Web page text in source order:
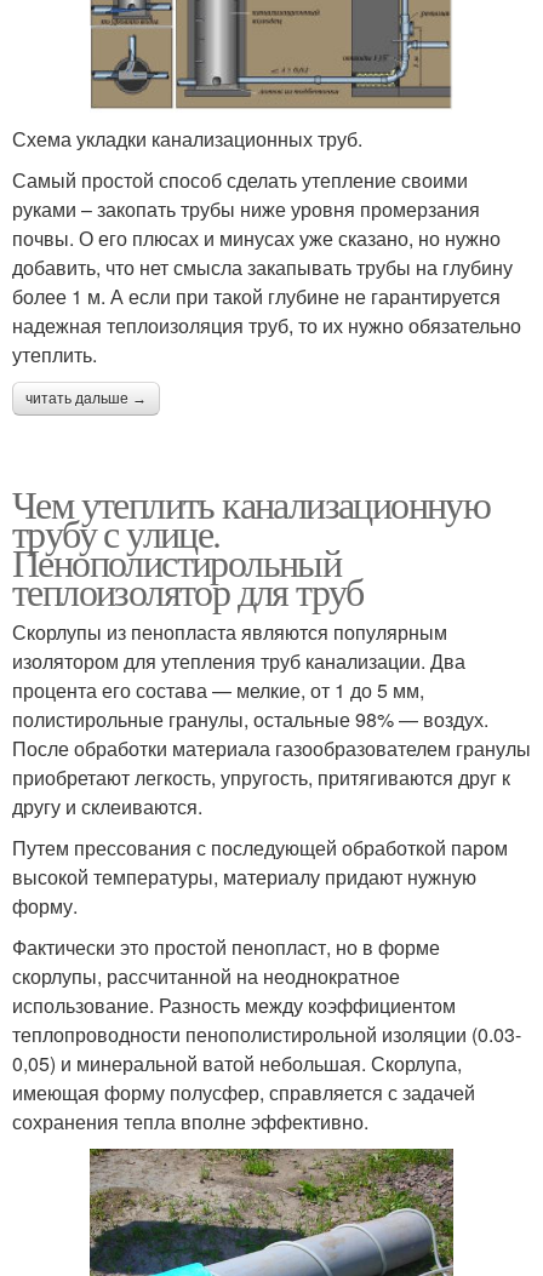
Схема укладки канализационных труб.
Самый простой способ сделать утепление своими
руками – закопать трубы ниже уровня промерзания
почвы. О его плюсах и минусах уже сказано, но нужно
добавить, что нет смысла закапывать трубы на глубину
более 1 м. А если при такой глубине не гарантируется
надежная теплоизоляция труб, то их нужно обязательно
утеплить.
читать дальше →
Чем утеплить канализационную
трубу с улице.
Пенополистирольный
теплоизолятор для труб
Скорлупы из пенопласта являются популярным
изолятором для утепления труб канализации. Два
процента его состава — мелкие, от 1 до 5 мм,
полистирольные гранулы, остальные 98% — воздух.
После обработки материала газообразователем гранулы
приобретают легкость, упругость, притягиваются друг к
другу и склеиваются.
Путем прессования с последующей обработкой паром
высокой температуры, материалу придают нужную
форму.
Фактически это простой пенопласт, но в форме
скорлупы, рассчитанной на неоднократное
использование. Разность между коэффициентом
теплопроводности пенополистирольной изоляции (0.03-
0,05) и минеральной ватой небольшая. Скорлупа,
имеющая форму полусфер, справляется с задачей
сохранения тепла вполне эффективно.